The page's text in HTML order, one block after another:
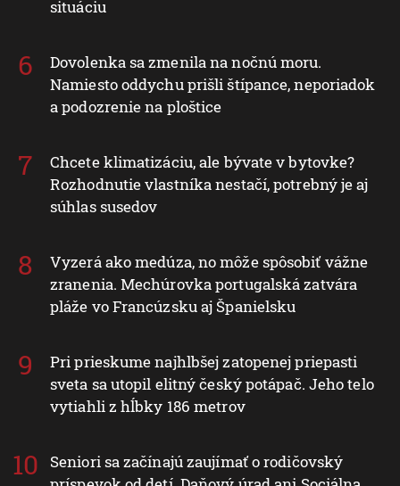
situáciu
Dovolenka sa zmenila na nočnú moru.
Namiesto oddychu prišli štípance, neporiadok
a podozrenie na ploštice
Chcete klimatizáciu, ale bývate v bytovke?
Rozhodnutie vlastníka nestačí, potrebný je aj
súhlas susedov
Vyzerá ako medúza, no môže spôsobiť vážne
zranenia. Mechúrovka portugalská zatvára
pláže vo Francúzsku aj Španielsku
Pri prieskume najhlbšej zatopenej priepasti
sveta sa utopil elitný český potápač. Jeho telo
vytiahli z hĺbky 186 metrov
Seniori sa začínajú zaujímať o rodičovský